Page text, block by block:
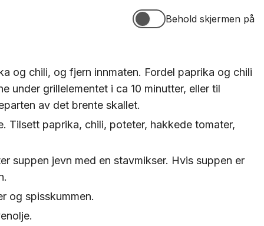
Behold skjermen på
Behold skjermen på
og chili, og fjern innmaten. Fordel paprika og chili
under grillelementet i ca 10 minutter, eller til
av det brente skallet.
Tilsett paprika, chili, poteter, hakkede tomater,
suppen jevn med en stavmikser. Hvis suppen er
og spisskummen.